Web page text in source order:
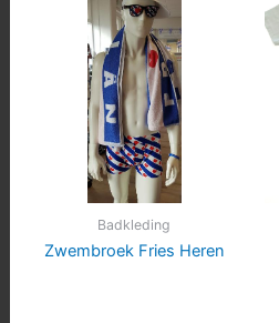
Badkleding
Zwembroek Fries Heren